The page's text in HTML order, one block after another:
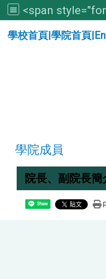
學校首頁|學院首頁|
學院成員
院長、副院長簡
Share